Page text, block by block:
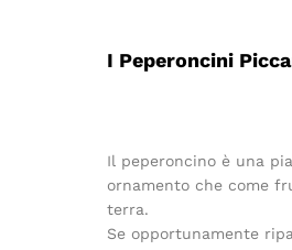
I Peperoncini
Il peperoncino è una
ornamento che come
terra.
Se opportunamente